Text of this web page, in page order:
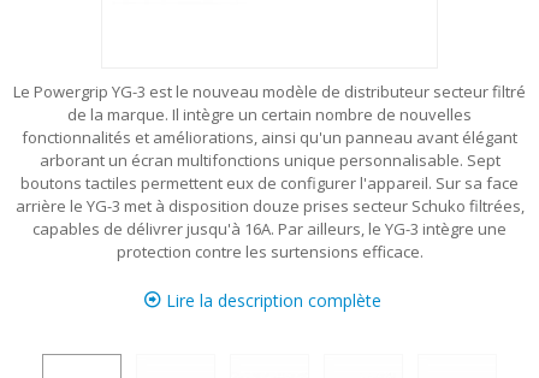
Le Powergrip YG-3 est le nouveau modèle de distributeur secteur filtré
de la marque. Il intègre un certain nombre de nouvelles
fonctionnalités et améliorations, ainsi qu'un panneau avant élégant
arborant un écran multifonctions unique personnalisable. Sept
boutons tactiles permettent eux de configurer l'appareil. Sur sa face
arrière le YG-3 met à disposition douze prises secteur Schuko filtrées,
capables de délivrer jusqu'à 16A. Par ailleurs, le YG-3 intègre une
protection contre les surtensions efficace.
Lire la description complète